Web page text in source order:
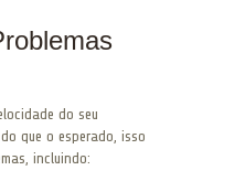
do seu
que o esperado, isso
incluindo: